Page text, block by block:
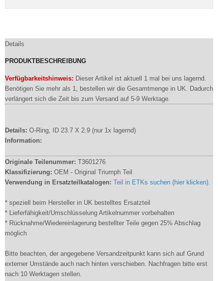
Details
PRODUKTBESCHREIBUNG
Verfügbarkeitshinweis: Dieser Artikel ist aktuell 1 mal bei uns lagernd.
Benötigen Sie mehr als 1, bestellen wir die Gesamtmenge in UK. Dadurch
verlängert sich die Zeit bis zum Versand auf 5-9 Werktage.
Details: O-Ring, ID 23.7 X 2.9 (nur 1x lagernd)
Information:
Originale Teilenummer: T3601276
Klassifizierung: OEM - Original Triumph Teil
Verwendung in Ersatzteilkatalogen: Teil in ETKs suchen (hier klicken).
* speziell beim Hersteller in UK bestelltes Ersatzteil
* Lieferfähigkeit/Umschlüsselung Artikelnummer vorbehalten
* Rücknahme/Wiedereinlagerung bestellter Teile gegen 25% Abschlag
möglich
Bitte beachten, der angegebene Versandzeitpunkt kann sich auf Grund
externer Umstände auch nach hinten verschieben. Nachfragen bitte erst
nach 10 Werktagen stellen.